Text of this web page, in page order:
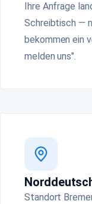
Ihre Anfrage
Schreibtisch —
bekommen ein
melden uns".
Standort